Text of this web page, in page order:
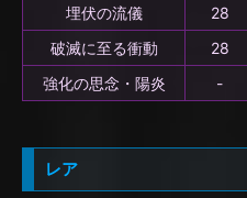
埋伏の流儀
28
破滅に至る衝動
28
強化の思念・陽炎
-
レア